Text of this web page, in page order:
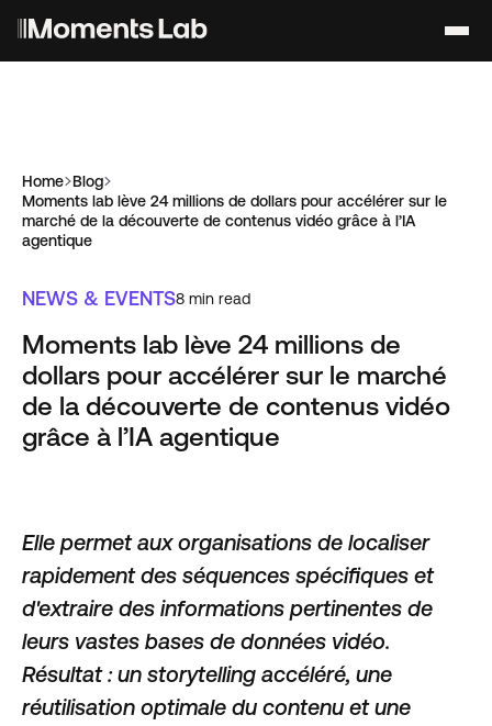
Home Blog
Moments lab lève 24 millions de dollars pour accélérer sur le
marché de la découverte de contenus vidéo grâce à l’IA
agentique
NEWS & EVENTS8 min read
Moments lab lève 24 millions de
dollars pour accélérer sur le marché
de la découverte de contenus vidéo
grâce à l’IA agentique
Elle permet aux organisations de localiser
rapidement des séquences spécifiques et
d'extraire des informations pertinentes de
leurs vastes bases de données vidéo.
Résultat : un storytelling accéléré, une
réutilisation optimale du contenu et une